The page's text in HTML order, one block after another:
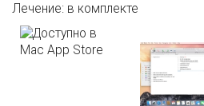
Лечение: в комплекте